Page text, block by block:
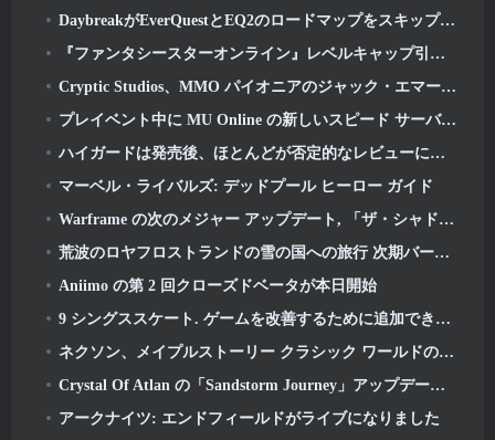
DaybreakがEverQuestとEQ2のロードマップをスキップする計画を発表後、プレイヤーの反応は鈍い
『ファンタシースターオンライン』レベルキャップ引き上げと新コンテンツが公開 2: NGS ヘッドライン ウェーブ ストリーム
Cryptic Studios、MMO パイオニアのジャック・エマート氏が CEO として復帰すると発表
プレイベント中に MU Online の新しいスピード サーバーの準備をする
ハイガードは発売後、ほとんどが否定的なレビューに見舞われる
マーベル・ライバルズ: デッドプール ヒーロー ガイド
Warframe の次のメジャー アップデート, 「ザ・シャドウグラファー」が3月に登場予定
荒波のロヤフロストランドの雪の国への旅行 次期バージョン 3.1
Aniimo の第 2 回クローズドベータが本日開始
9 シングススケート. ゲームを改善するために追加できる可能性がある 2026
ネクソン、メイプルストーリー クラシック ワールドの短いグローバル ゲームプレイ トレーラーを公開
Crystal Of Atlan の「Sandstorm Journey」アップデートにより、レベルキャップが次のように引き上げられます 70
アークナイツ: エンドフィールドがライブになりました